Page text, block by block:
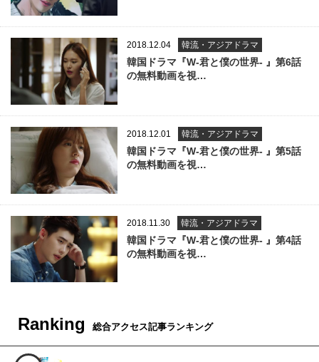
2018.12.04 韓流・アジアドラマ
韓国ドラマ『W-君と僕の世界- 』第6話
の無料動画を視…
2018.12.01 韓流・アジアドラマ
韓国ドラマ『W-君と僕の世界- 』第5話
の無料動画を視…
2018.11.30 韓流・アジアドラマ
韓国ドラマ『W-君と僕の世界- 』第4話
の無料動画を視…
Ranking 総合アクセス記事ランキング